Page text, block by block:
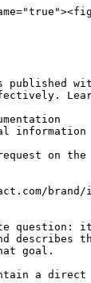
published
request on
brand/
question:
describes
goal.
a direct